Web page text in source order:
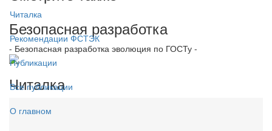
Читалка
Рекомендации ФСТЭК
Публикации
Все публикации
О главном
Безопасная разработка
- Безопасная разработка эволюция по ГОСТу -
Читалка